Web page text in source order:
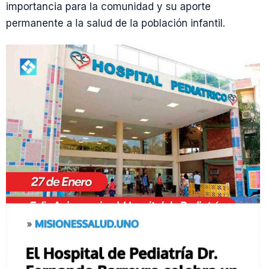
importancia para la comunidad y su aporte
permanente a la salud de la población infantil.